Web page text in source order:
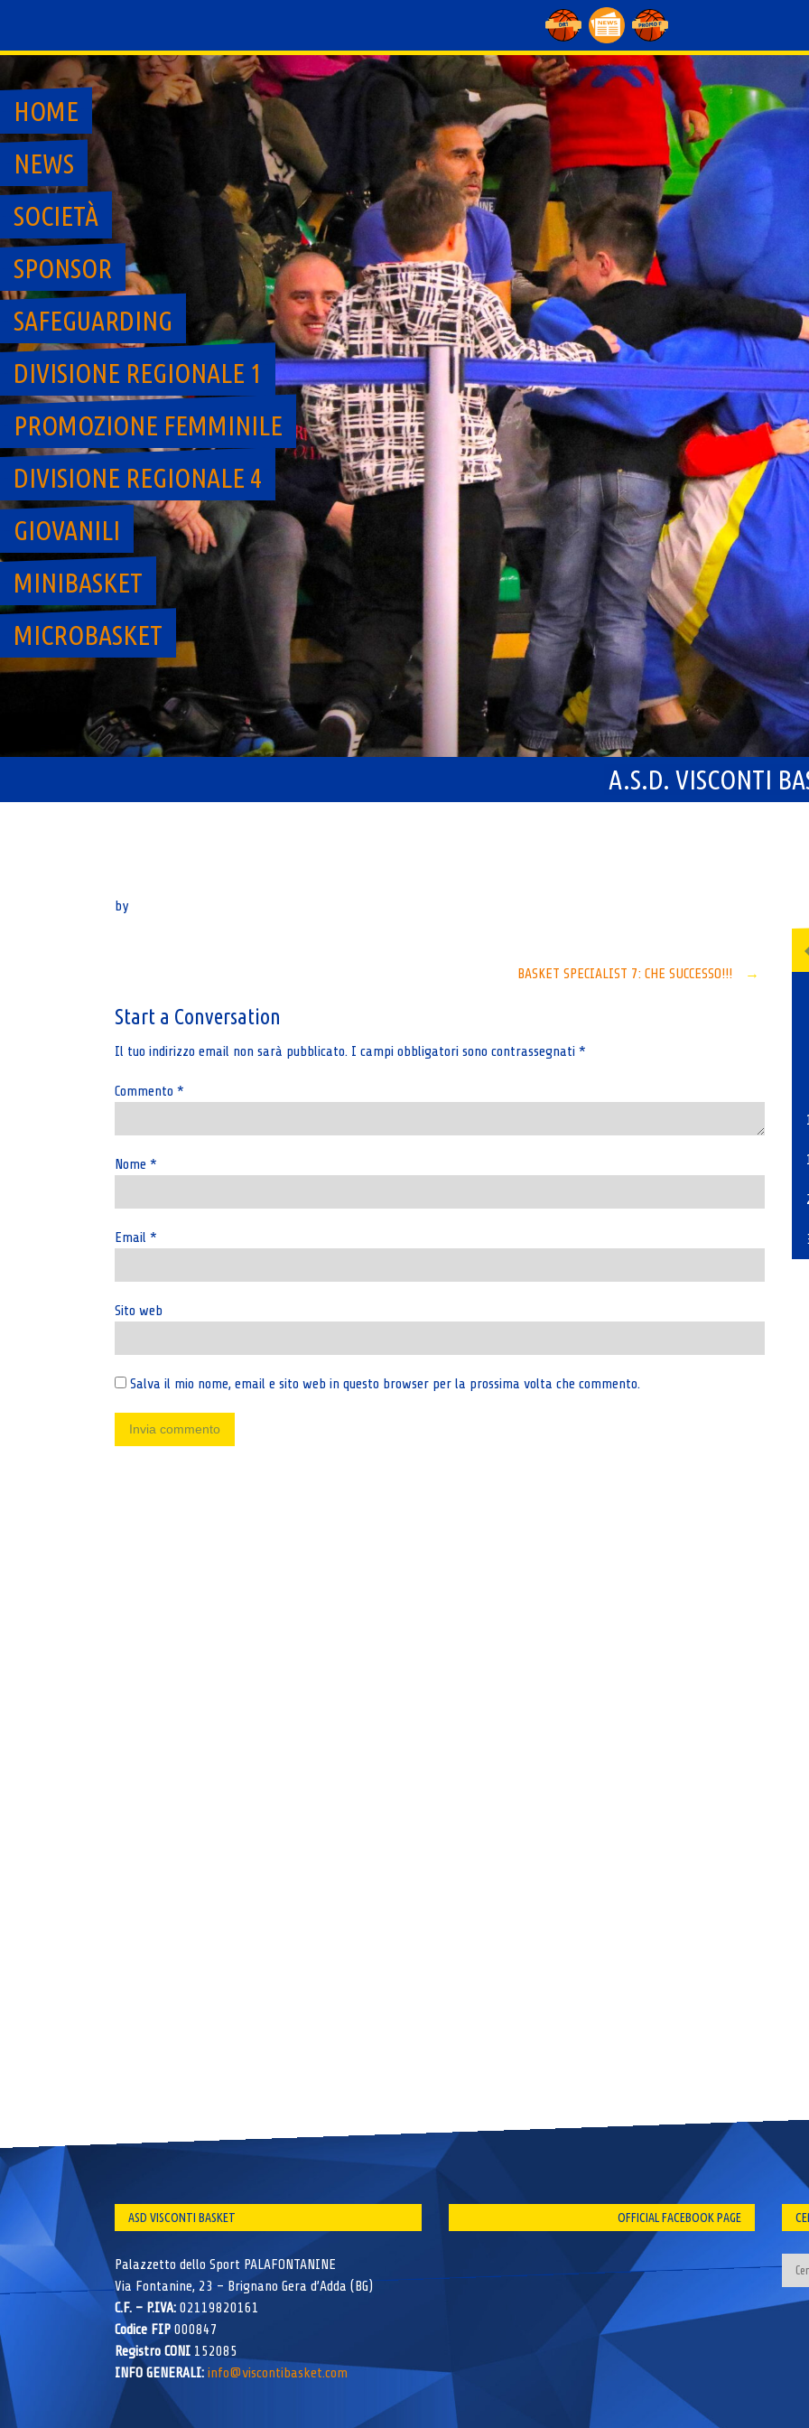
content
A.S.D. VISCONTI
HOME
NEWS
SOCIETÀ
SPONSOR
SAFEGUARDING
DIVISIONE REGIONALE 1
PROMOZIONE FEMMINILE
DIVISIONE REGIONALE 4
GIOVANILI
MINIBASKET
MICROBASKET
by
navigation
BASKET SPECIALIST 7: CHE SUCCESSO!!! →
Start a Conversation
Il tuo indirizzo email non sarà pubblicato. I campi obbligatori sono contrassegnati *
Commento *
Nome *
Email *
Sito web
Salva il mio nome, email e sito web in questo browser per la prossima volta che commento.
ASD VISCONTI BASKET
Palazzetto dello Sport PALAFONTANINE
Via Fontanine, 23 – Brignano Gera d’Adda (BG)
C.F. – P.IVA: 02119820161
Codice FIP 000847
Registro CONI 152085
INFO GENERALI: info@viscontibasket.com
OFFICIAL FACEBOOK PAGE